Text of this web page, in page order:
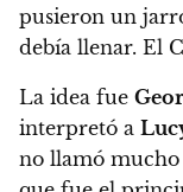
pusieron un
debía llenar. El
La idea fue
interpretó a
no llamó